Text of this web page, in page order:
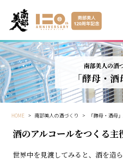
南部美人の酒
「酵母・
HOME > 南部美人の酒づくり > 「酵母・酒母
酒のアルコールをつくる主
世界中を見渡してみると、酒を造